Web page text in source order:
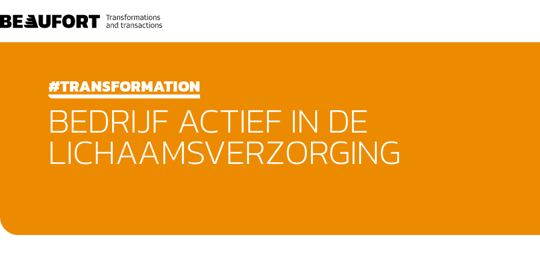
#TRANSFORMATION
BEDRIJF ACTIEF IN DE
LICHAAMSVERZORGING